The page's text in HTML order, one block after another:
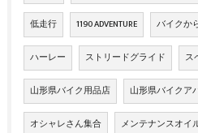
低走行 1190 ADVENTURE バイクか
ハーレー ストリードグライド ス
山形県バイク用品店 山形県バイクア
オシャレさん集合 メンテナンスオイ